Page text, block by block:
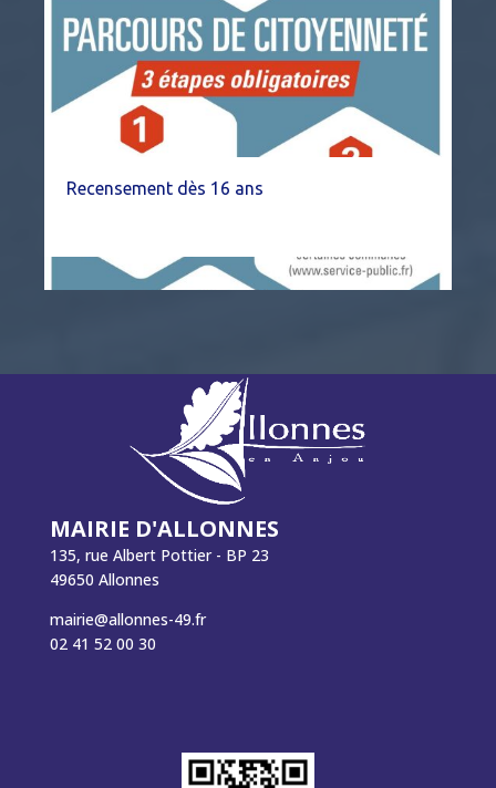
Recensement dès 16 ans
MAIRIE D'ALLONNES
135, rue Albert Pottier - BP 23
49650 Allonnes
mairie@allonnes-49.fr
02 41 52 00 30